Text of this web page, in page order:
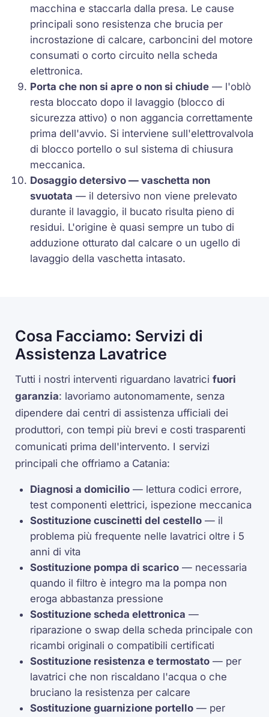
macchina e staccarla dalla presa. Le cause
principali sono resistenza che brucia per
incrostazione di calcare, carboncini del motore
consumati o corto circuito nella scheda
elettronica.
Porta che non si apre o non si chiude — l'oblò
resta bloccato dopo il lavaggio (blocco di
sicurezza attivo) o non aggancia correttamente
prima dell'avvio. Si interviene sull'elettrovalvola
di blocco portello o sul sistema di chiusura
meccanica.
Dosaggio detersivo — vaschetta non
svuotata — il detersivo non viene prelevato
durante il lavaggio, il bucato risulta pieno di
residui. L'origine è quasi sempre un tubo di
adduzione otturato dal calcare o un ugello di
lavaggio della vaschetta intasato.
Cosa Facciamo: Servizi di
Assistenza Lavatrice
Tutti i nostri interventi riguardano lavatricifuori
garanzia: lavoriamo autonomamente, senza
dipendere dai centri di assistenza ufficiali dei
produttori, con tempi più brevi e costi trasparenti
comunicati prima dell'intervento. I servizi
principali che offriamo a Catania:
Diagnosi a domicilio — lettura codici errore,
test componenti elettrici, ispezione meccanica
Sostituzione cuscinetti del cestello — il
problema più frequente nelle lavatrici oltre i 5
anni di vita
Sostituzione pompa di scarico — necessaria
quando il filtro è integro ma la pompa non
eroga abbastanza pressione
Sostituzione scheda elettronica —
riparazione o swap della scheda principale con
ricambi originali o compatibili certificati
Sostituzione resistenza e termostato — per
lavatrici che non riscaldano l'acqua o che
bruciano la resistenza per calcare
Sostituzione guarnizione portello — per